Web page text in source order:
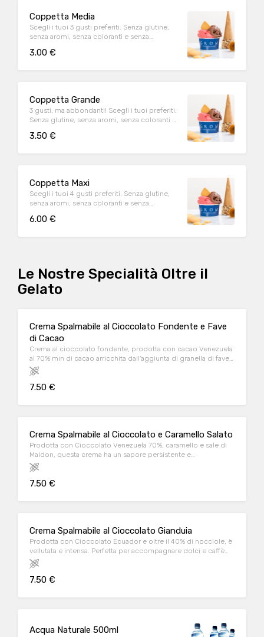
Coppetta Media
Scegli i tuoi 3 gusti preferiti. Senza glutine,
senza aromi, senza coloranti e senza
3.00 €
Coppetta Grande
3 gusti, ma abbondanti! Scegli i tuoi preferiti.
Senza glutine, senza aromi, senza coloranti e
3.50 €
Coppetta Maxi
Scegli i tuoi 4 gusti preferiti. Senza glutine,
senza aromi, senza coloranti e senza
6.00 €
Le Nostre Specialità Oltre il
Gelato
Crema Spalmabile al Cioccolato Fondente e Fave
di Cacao
Crema al cioccolato fondente, prodotta con cacao Venezuela
al 70% min di cacao arricchita dall’aggiunta di granella di fave
di cacao
7.50 €
Crema Spalmabile al Cioccolato e Caramello Salato
Prodotta con Cioccolato Venezuela 70%, caramello e sale di
Maldon, questa crema ha un sapore persistente e
leggermente salato.
7.50 €
Crema Spalmabile al Cioccolato Gianduia
Prodotta con Cioccolato Ecuador e oltre il 40% di nocciole, è
vellutata e intensa. Perfetta per accompagnare dolci e caffè
golosi.
7.50 €
Acqua Naturale 500ml